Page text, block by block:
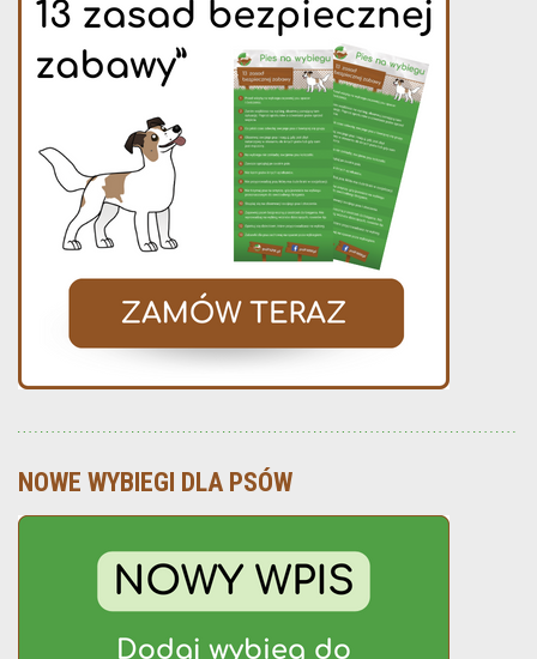
NOWE WYBIEGI DLA PSÓW